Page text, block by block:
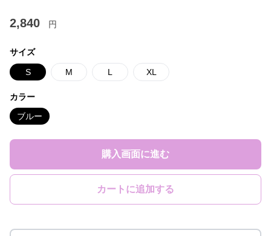
2,840 円
サイズ
S M L XL
カラー
ブルー
購入画面に進む
カートに追加する